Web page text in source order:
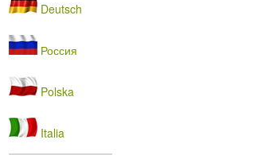
Deutsch
Россия
Polska
Italia